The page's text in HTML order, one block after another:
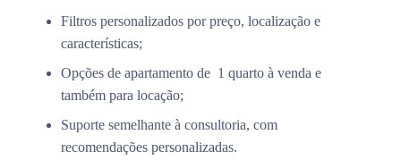
Filtros personalizados por preço, localização e
características;
Opções de apartamento de 1 quarto à venda e
também para locação;
Suporte semelhante à consultoria, com
recomendações personalizadas.